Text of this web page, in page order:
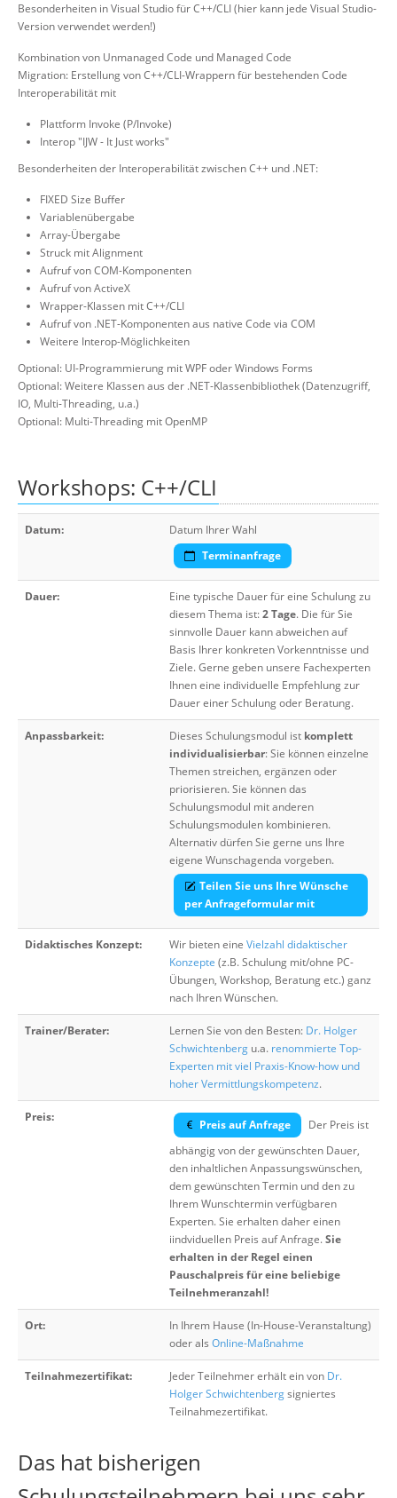
Besonderheiten in Visual Studio für C++/CLI (hier kann jede Visual Studio-
Version verwendet werden!)
Kombination von Unmanaged Code und Managed Code
Migration: Erstellung von C++/CLI-Wrappern für bestehenden Code
Interoperabilität mit
Plattform Invoke (P/Invoke)
Interop "IJW - It Just works"
Besonderheiten der Interoperabilität zwischen C++ und .NET:
FIXED Size Buffer
Variablenübergabe
Array-Übergabe
Struck mit Alignment
Aufruf von COM-Komponenten
Aufruf von ActiveX
Wrapper-Klassen mit C++/CLI
Aufruf von .NET-Komponenten aus native Code via COM
Weitere Interop-Möglichkeiten
Optional: UI-Programmierung mit WPF oder Windows Forms
Optional: Weitere Klassen aus der .NET-Klassenbibliothek (Datenzugriff,
IO, Multi-Threading, u.a.)
Optional: Multi-Threading mit OpenMP
Workshops: C++/CLI
Datum:
Datum Ihrer Wahl
Terminanfrage
Dauer:
Eine typische Dauer für eine Schulung zu
diesem Thema ist:2 Tage. Die für Sie
sinnvolle Dauer kann abweichen auf
Basis Ihrer konkreten Vorkenntnisse und
Ziele. Gerne geben unsere Fachexperten
Ihnen eine individuelle Empfehlung zur
Dauer einer Schulung oder Beratung.
Anpassbarkeit: Dieses Schulungsmodul ist komplett
individualisierbar: Sie können einzelne
Themen streichen, ergänzen oder
priorisieren. Sie können das
Schulungsmodul mit anderen
Schulungsmodulen kombinieren.
Alternativ dürfen Sie gerne uns Ihre
eigene Wunschagenda vorgeben.
Teilen Sie uns Ihre Wünsche
per Anfrageformular mit
Didaktisches Konzept: Wir bieten eine Vielzahl didaktischer
Konzepte (z.B. Schulung mit/ohne PC-
Übungen, Workshop, Beratung etc.) ganz
nach Ihren Wünschen.
Trainer/Berater: Lernen Sie von den Besten: Dr. Holger
Schwichtenberg u.a. renommierte Top-
Experten mit viel Praxis-Know-how und
hoher Vermittlungskompetenz.
Preis:
Preis auf Anfrage
Der Preis ist
abhängig von der gewünschten Dauer,
den inhaltlichen Anpassungswünschen,
dem gewünschten Termin und den zu
Ihrem Wunschtermin verfügbaren
Experten. Sie erhalten daher einen
iindviduellen Preis auf Anfrage.Sie
erhalten in der Regel einen
Pauschalpreis für eine beliebige
Teilnehmeranzahl!
Ort:
In Ihrem Hause (In-House-Veranstaltung)
oder als Online-Maßnahme
Teilnahmezertifikat: Jeder Teilnehmer erhält ein von Dr.
Holger Schwichtenbergsigniertes
Teilnahmezertifikat.
Das hat bisherigen